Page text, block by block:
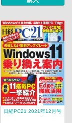
日経PC21 2021年12月号